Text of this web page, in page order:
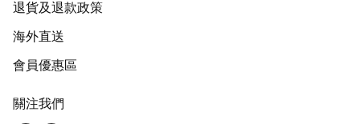
退貨及退款政策
海外直送
會員優惠區
關注我們